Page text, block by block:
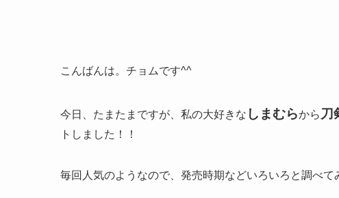
こんばんは。チョムです^^
今日、たまたまですが、私の大好きな しまむらから 刀
トしました！！
毎回人気のようなので、発売時期などいろいろと調べて